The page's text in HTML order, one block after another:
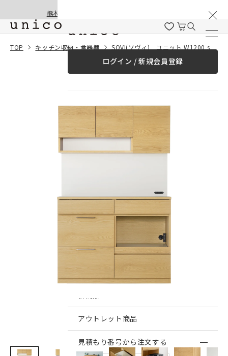
熊本地震の影響による配送遅延と停止について
ログイン / 新規会員登録
商品カテゴリー一覧
ファブリック雑貨
インテリア雑貨・その他
アウトレット商品
見積もり番号から注文する
TOP キッチン収納・食器棚 SOVI(ソヴィ) ユニット W1200 setC
一緒に購入する